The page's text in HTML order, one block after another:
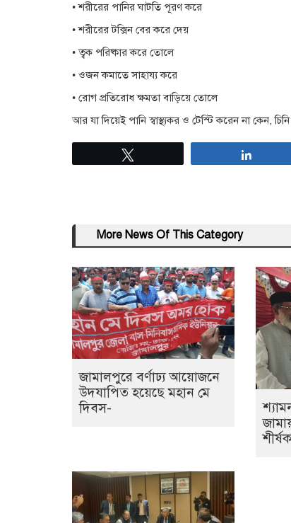
• শরীরের পানির ঘাটতি পূরণ করে
• শরীরের টক্সিন বের করে দেয়
• ত্বক পরিষ্কার করে তোলে
• ওজন কমাতে সাহায্য করে
• রোগ প্রতিরোধ ক্ষমতা বাড়িয়ে তোলে
আর যা দিয়েই পানি স্বাস্থ্যকর ও টেস্টি করেন না কেন, চিনি
More News Of This Category
জামালপুরে বর্ণাঢ্য আয়োজনে
উদযাপিত হয়েছে মহান মে
দিবস-